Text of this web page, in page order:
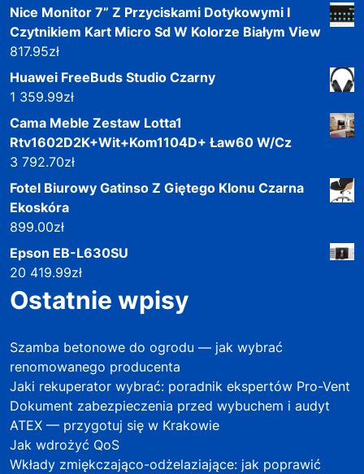
Nice Monitor 7” Z Przyciskami Dotykowymi I
Czytnikiem Kart Micro Sd W Kolorze Białym View
817.95zł
Huawei FreeBuds Studio Czarny
1 359.99zł
Cama Meble Zestaw Lotta1
Rtv1602D2K+Wit+Kom1104D+ Ław60 W/Cz
3 792.70zł
Fotel Biurowy Gatinso Z Giętego Klonu Czarna
Ekoskóra
899.00zł
Epson EB-L630SU
20 419.99zł
Ostatnie wpisy
Szamba betonowe do ogrodu — jak wybrać
renomowanego producenta
Jaki rekuperator wybrać: poradnik ekspertów Pro-Vent
Dokument zabezpieczenia przed wybuchem i audyt
ATEX — przygotuj się w Krakowie
Jak wdrożyć QoS
Wkłady zmiękczająco-odżelaziające: jak poprawić